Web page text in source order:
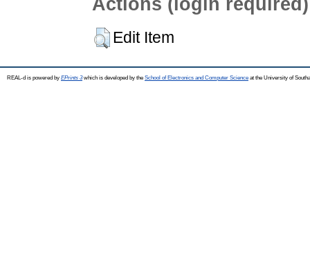
Edit Item
REAL-d is powered by EPrints 3which is developed by the School of Electronics and Computer Science at the University of